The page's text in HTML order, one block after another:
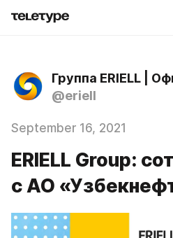
Группа ERIELL |
@eriell
September 16, 2021
ERIELL Group:
с АО